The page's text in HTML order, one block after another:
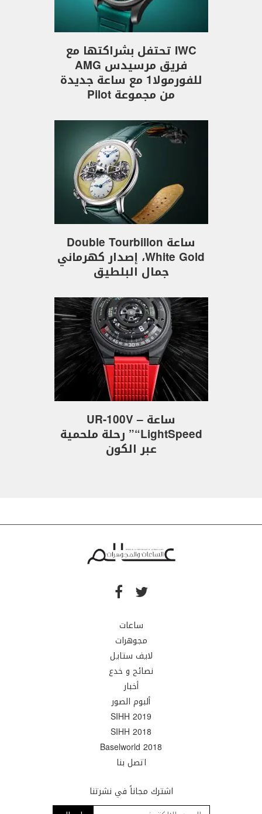
IWC تحتفل بشراكتها مع
فريق مرسيدس AMG
للفورمولا1 مع ساعة جديدة
من مجموعة Pilot
ساعة Double Tourbillon
White Gold، إصدار كهرماني
جمال البلطيق
ساعة UR-100V –
“LightSpeed” رحلة ملحمية
عبر الكون
ساعات
مجوهرات
لايف ستايل
نصائح و خدع
أخبار
ألبوم الصور
SIHH 2019
SIHH 2018
Baselworld 2018
اتصل بنا
اشترك مجاناً في نشرتنا